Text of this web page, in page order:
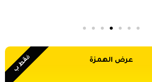
عرض الهمزة ف
قط ب